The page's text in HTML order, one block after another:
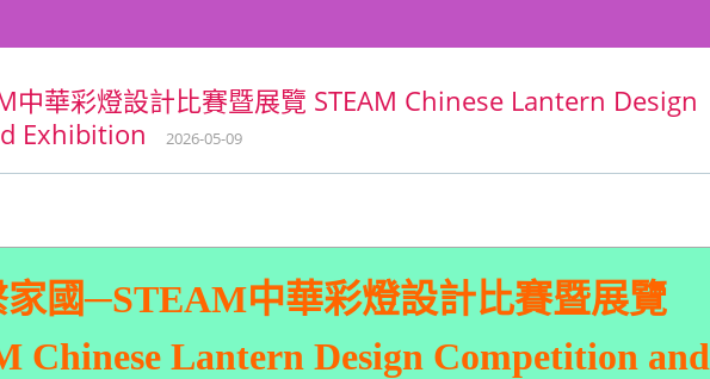
中華彩燈設計比賽暨展覽 STEAM Chinese Lantern Design
Exhibition
2026-05-09
家國─STEAM中華彩燈設計比賽暨展覽
Chinese Lantern Design Competition and